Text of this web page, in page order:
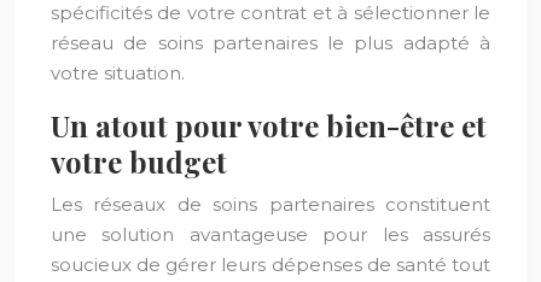
spécificités de votre contrat et à sélectionner le
réseau de soins partenaires le plus adapté à
votre situation.
Un atout pour votre bien-être et
votre budget
Les réseaux de soins partenaires constituent
une solution avantageuse pour les assurés
soucieux de gérer leurs dépenses de santé tout